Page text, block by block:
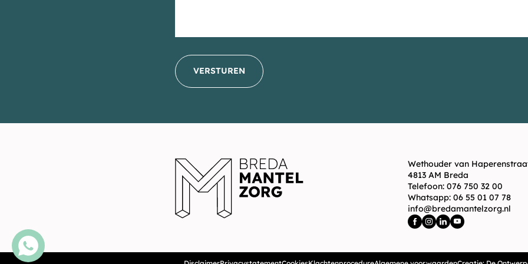
VERSTUREN
Wethouder van
4813 AM Breda
Telefoon: 076 750 32 00
Whatsapp: 06 55 01 07 78
info@bredamantelzorg.nl